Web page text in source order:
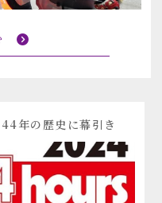
年の歴史に幕引き